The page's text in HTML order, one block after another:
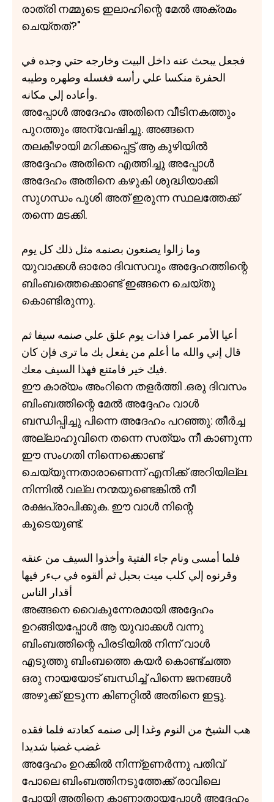
രാത്രി നമ്മുടെ ഇലാഹിന്റെ മേൽ അക്രമം
ചെയ്തത്?"
فجعل يبحث عنه داخل البيت وخارجه حتي وجده في
الحفرة منكسا علي رأسه فغسله وطهره وطيبه
وأعاده إلي مكانه.
അപ്പോൾ അദേഹം അതിനെ വീടിനകത്തും
പുറത്തും അന്വേഷിച്ചു. അങ്ങനെ
തലകീഴായി മറിക്കപ്പെട്ട് ആ കുഴിയിൽ
അദ്ദേഹം അതിനെ എത്തിച്ചു അപ്പോൾ
അദേഹം അതിനെ കഴുകി ശുദ്ധിയാക്കി
സുഗന്ധം പൂശി അത് ഇരുന്ന സ്ഥലത്തേക്ക്
തന്നെ മടക്കി.
وما زالوا يصنعون بصنمه مثل ذلك كل يوم
യുവാക്കൾ ഓരോ ദിവസവും അദ്ദേഹത്തിന്റെ
ബിംബത്തെക്കൊണ്ട് ഇങ്ങനെ ചെയ്തു
കൊണ്ടിരുന്നു.
أعيا الأمر عمرا فذات يوم علق علي صنمه سيفا ثم
قال إني والله ما أعلم من يفعل بك ما تری فإن كان
فيك خير فامتنع فهذا السيف معك.
ഈ കാര്യം അംറിനെ തളർത്തി .ഒരു ദിവസം
ബിംബത്തിന്റെ മേൽ അദ്ദേഹം വാൾ
ബന്ധിപ്പിച്ചു പിന്നെ അദേഹം പറഞ്ഞു: തീർച്ച
അല്ലാഹുവിനെ തന്നെ സത്യം നീ കാണുന്ന
ഈ സംഗതി നിന്നെക്കൊണ്ട്
ചെയ്യുന്നതാരാണെന്ന് എനിക്ക് അറിയില്ല.
നിന്നിൽ വല്ല നന്മയുണ്ടെങ്കിൽ നീ
രക്ഷപ്രാപിക്കുക. ഈ വാൾ നിന്റെ
കൂടെയുണ്ട്.
فلما أمسی ونام جاء الفتية وأخذوا السيف من عنقه
وقرنوه إلي كلب ميت بحبل ثم ألقوه في بءر فيها
أقدار الناس
അങ്ങനെ വൈകുന്നേരമായി അദ്ദേഹം
ഉറങ്ങിയപ്പോൾ ആ യുവാക്കൾ വന്നു
ബിംബത്തിന്റെ പിരടിയിൽ നിന്ന് വാൾ
എടുത്തു ബിംബത്തെ കയർ കൊണ്ട്ചത്ത
ഒരു നായയോട് ബന്ധിച്ച് പിന്നെ ജനങ്ങൾ
അഴുക്ക് ഇടുന്ന കിണറ്റിൽ അതിനെ ഇട്ടു.
هب الشيخ من النوم وغدا إلی صنمه كعادته فلما فقده
غضب غضبا شديدا
അദ്ദേഹം ഉറക്കിൽ നിന്ന്ഉണർന്നു പതിവ്
പോലെ ബിംബത്തിനടുത്തേക്ക് രാവിലെ
പോയി അതിനെ കാണാതായപ്പോൾ അദ്ദേഹം